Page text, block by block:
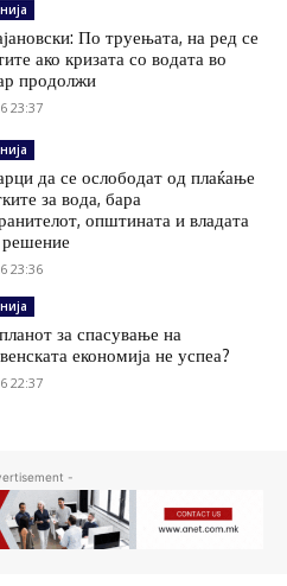
По труењата, на ред се
ако кризата со водата во
продолжи
23:37
да се ослободат од плаќање
за вода, бара
општината и владата
23:36
за спасување на
економија не успеа?
22:37
-